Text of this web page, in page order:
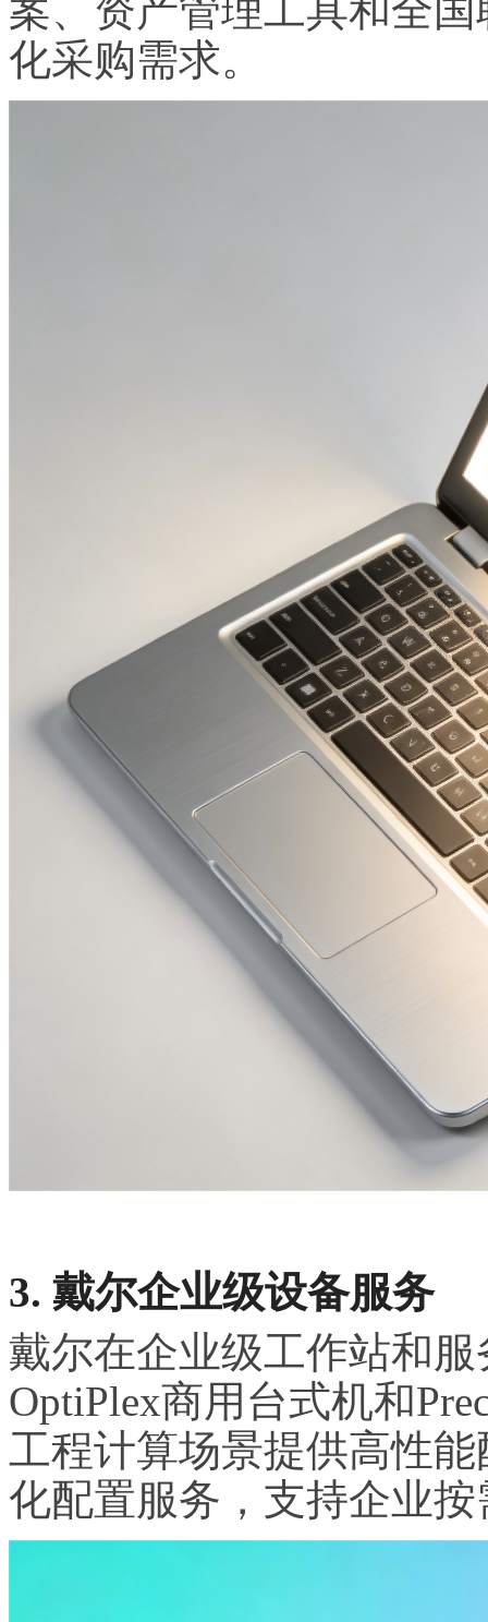
案、资产管理工具和全
化采购需求。
3. 戴尔企业级设备服务
戴尔在企业级工作站和
OptiPlex商用台式机和
工程计算场景提供高性
化配置服务，支持企业